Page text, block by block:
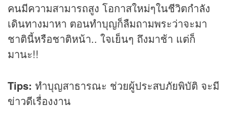
คนมีความสามารถสูง โอกาสใหม่ๆในชีวิตกำลัง
เดินทางมาหา ตอนทำบุญก็ลืมถามพระว่าจะมา
ชาตินี้หรือชาติหน้า.. ใจเย็นๆ ถึงมาช้า แต่ก็
มานะ!!
Tips: ทำบุญสาธารณะ ช่วยผู้ประสบภัยพิบัติ จะมี
ข่าวดีเรื่องงาน